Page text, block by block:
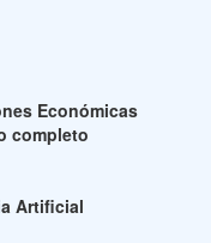
Económicas
completo
Artificial